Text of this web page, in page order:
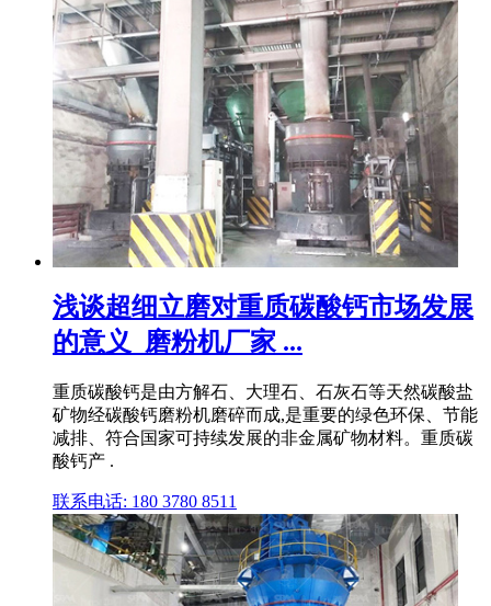
浅谈超细立磨对重质碳酸钙市场发展
的意义_磨粉机厂家 ...
重质碳酸钙是由方解石、大理石、石灰石等天然碳酸盐
矿物经碳酸钙磨粉机磨碎而成,是重要的绿色环保、节能
减排、符合国家可持续发展的非金属矿物材料。重质碳
酸钙产 .
联系电话: 180 3780 8511